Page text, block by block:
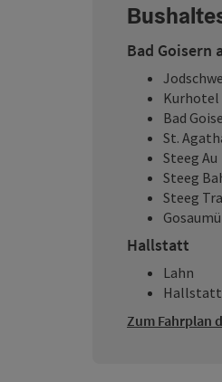
Bad Goisern
Kurhotel
Bad
St.
Steeg Au
Steeg
Steeg
Hallstatt
Lahn
Hallstatt
Zum Fahrplan